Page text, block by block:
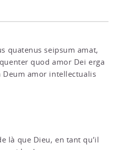
quatenus seipsum amat,
quod amor Dei erga
Deum amor intellectualis
là que Dieu, en tant qu’il